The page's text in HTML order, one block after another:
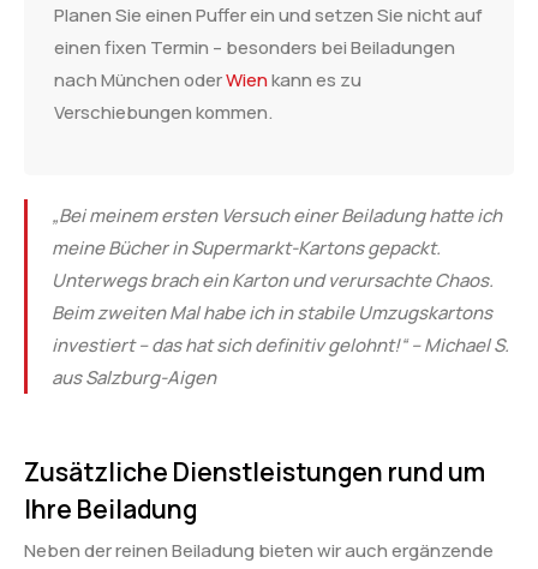
Planen Sie einen Puffer ein und setzen Sie nicht auf
einen fixen Termin – besonders bei Beiladungen
nach München oderWienkann es zu
Verschiebungen kommen.
„Bei meinem ersten Versuch einer Beiladung hatte ich
meine Bücher in Supermarkt-Kartons gepackt.
Unterwegs brach ein Karton und verursachte Chaos.
Beim zweiten Mal habe ich in stabile Umzugskartons
investiert – das hat sich definitiv gelohnt!“ – Michael S.
aus Salzburg-Aigen
Zusätzliche Dienstleistungen rund um
Ihre Beiladung
Neben der reinen Beiladung bieten wir auch ergänzende